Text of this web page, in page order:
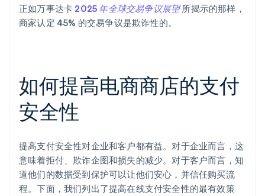
正如万事达卡 2025 年全球交易争议展望所揭示的那样，
商家认定 45% 的交易争议是欺诈性的。
如何提高电商商店的支付
安全性
提高支付安全性对企业和客户都有益。对于企业而言，这
意味着拒付、欺诈企图和损失的减少。对于客户而言，知
道他们的数据受到保护可以让他们安心，并信任购买流
程。下面，我们列出了提高在线支付安全性的最有效策